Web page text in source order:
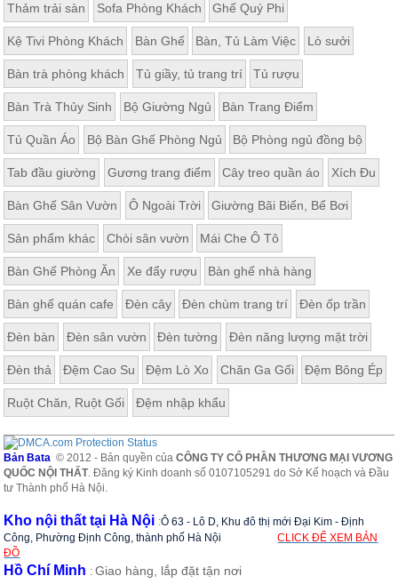
Thảm trải sàn Sofa Phòng Khách Ghế Quý Phi
Kệ Tivi Phòng Khách Bàn Ghế Bàn, Tủ Làm Việc Lò sưởi
Bàn trà phòng khách Tủ giầy, tủ trang trí Tủ rượu
Bàn Trà Thủy Sinh Bộ Giường Ngủ Bàn Trang Điểm
Tủ Quần Áo Bộ Bàn Ghế Phòng Ngủ Bộ Phòng ngủ đồng bộ
Tab đầu giường Gương trang điểm Cây treo quần áo Xích Đu
Bàn Ghế Sân Vườn Ô Ngoài Trời Giường Bãi Biển, Bể Bơi
Sản phẩm khác Chòi sân vườn Mái Che Ô Tô
Bàn Ghế Phòng Ăn Xe đẩy rượu Bàn ghế nhà hàng
Bàn ghế quán cafe Đèn cây Đèn chùm trang trí Đèn ốp trần
Đèn bàn Đèn sân vườn Đèn tường Đèn năng lượng mặt trời
Đèn thả Đệm Cao Su Đệm Lò Xo Chăn Ga Gối Đệm Bông Ép
Ruột Chăn, Ruột Gối Đệm nhập khẩu
Bản Bata © 2012 - Bản quyền củaCÔNG TY CỔ PHẦN THƯƠNG MẠI VƯƠNG
QUỐC NỘI THẤT. Đăng ký Kinh doanh số 0107105291 do Sở Kế hoạch và Đầu
tư Thành phố Hà Nội.
Kho nội thất tại Hà Nội :Ô 63 - Lô D, Khu đô thị mới Đại Kim - Định
Công, Phường Định Công, thành phố Hà Nội
CLICK ĐỂ XEM BẢN
ĐỒ
Hồ Chí Minh :Giao hàng, lắp đặt tận nơi